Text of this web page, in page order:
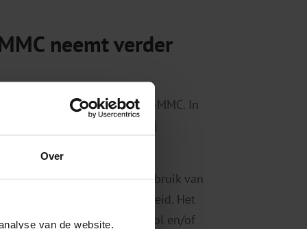
Over
van de website.
neemt verder
in incidenten met 3- of 4-MMC. In
van deze middelen bij
doormaakte na gebruik van
en bewusteloosheid. Het
invloed waren van alcohol en/of